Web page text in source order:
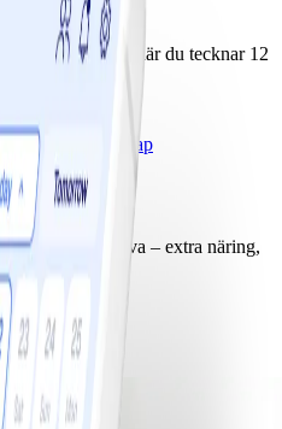
nu! Spara 50% när du tecknar 12
Hälsa Vetenskap
är värda att prova – extra näring,